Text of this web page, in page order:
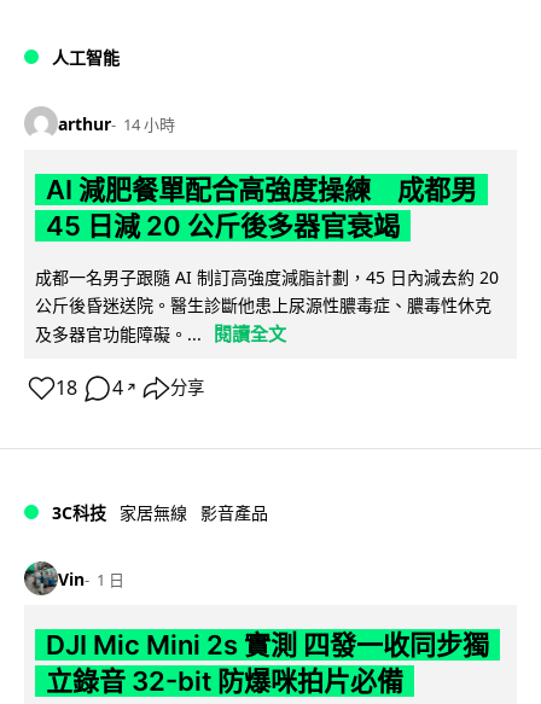
人工智能
arthur 14 小時
AI 減肥餐單配合高強度操練 成都男
45 日減 20 公斤後多器官衰竭
成都一名男子跟隨 AI 制訂高強度減脂計劃，45 日內減去約 20
公斤後昏迷送院。醫生診斷他患上尿源性膿毒症、膿毒性休克
及多器官功能障礙。...
閱讀全文
18 4 ↗ 分享
3C科技 家居無線 影音產品
Vin 1 日
DJI Mic Mini 2s 實測 四發一收同步獨
立錄音 32-bit 防爆咪拍片必備